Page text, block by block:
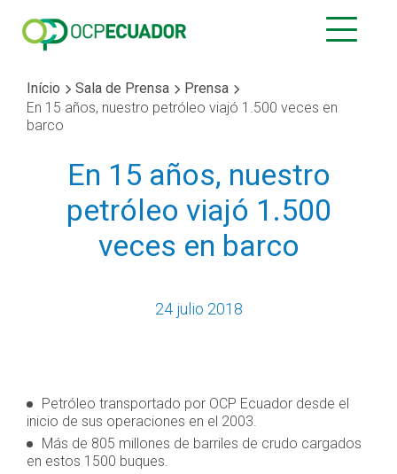
Início Sala de Prensa
Prensa
En 15 años, nuestro petróleo viajó 1.500 veces en
barco
En 15 años, nuestro
petróleo viajó 1.500
veces en barco
24 julio 2018
Petróleo transportado por OCP Ecuador desde el
inicio de sus operaciones en el 2003.
Más de 805 millones de barriles de crudo cargados
en estos 1500 buques.